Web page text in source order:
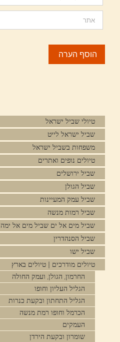
טיולי שביל ישראל
שביל ישראל לייט
משפחות בשביל ישראל
טיולים נופים ואתרים
שביל ירושלים
שביל הגולן
שביל עמק המעיינות
שביל רמות מנשה
שביל מים אל ים שביל מים אל ימה
שביל הסנהדרין
שביל ישו
טיולים מודרכים | טיולים בארץ
החרמון, הגולן, ועמק החולה
הגליל העליון וחופו
הגליל התחתון ובקעת כנרות
הכרמל וחופו רמת מנשה
העמקים
שומרון ובקעת הירדן